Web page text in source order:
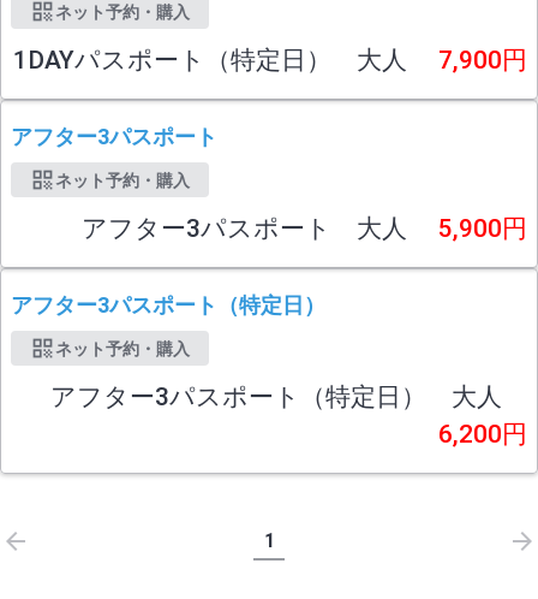
ネット予約・購入
1DAYパスポート（特定日） 大人 7,900円
アフター3パスポート
ネット予約・購入
アフター3パスポート 大人 5,900円
アフター3パスポート（特定日）
ネット予約・購入
アフター3パスポート（特定日） 大人
6,200円
1